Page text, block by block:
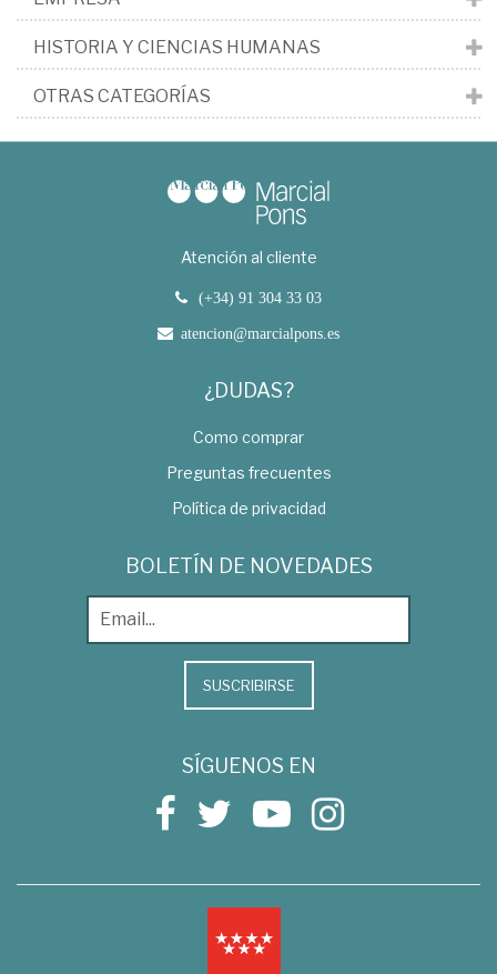
HISTORIA Y CIENCIAS HUMANAS
OTRAS CATEGORÍAS
Atención al cliente
(+34) 91 304 33 03
atencion@marcialpons.es
¿DUDAS?
Como comprar
Preguntas frecuentes
Política de privacidad
BOLETÍN DE NOVEDADES
SUSCRIBIRSE
SÍGUENOS EN